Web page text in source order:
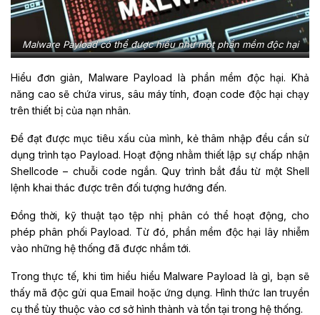
Malware Payload có thể được hiểu như một phần mềm độc hại
Hiểu đơn giản, Malware Payload là phần mềm độc hại. Khả
năng cao sẽ chứa virus, sâu máy tính, đoạn code độc hại chạy
trên thiết bị của nạn nhân.
Để đạt được mục tiêu xấu của mình, kẻ thâm nhập đều cần sử
dụng trình tạo Payload. Hoạt động nhằm thiết lập sự chấp nhận
Shellcode – chuỗi code ngắn. Quy trình bắt đầu từ một Shell
lệnh khai thác được trên đối tượng hướng đến.
Đồng thời, kỹ thuật tạo tệp nhị phân có thể hoạt động, cho
phép phân phối Payload. Từ đó, phần mềm độc hại lây nhiễm
vào những hệ thống đã được nhắm tới.
Trong thực tế, khi tìm hiểu hiểu Malware Payload là gì, bạn sẽ
thấy mã độc gửi qua Email hoặc ứng dụng. Hình thức lan truyền
cụ thể tùy thuộc vào cơ sở hình thành và tồn tại trong hệ thống.